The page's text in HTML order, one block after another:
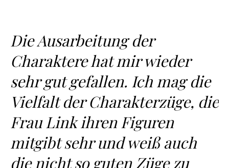
Die Ausarbeitung der
Charaktere hat mir wieder
sehr gut gefallen. Ich mag die
Vielfalt der Charakterzüge, die
Frau Link ihren Figuren
mitgibt sehr und weiß auch
die nicht so guten Züge zu